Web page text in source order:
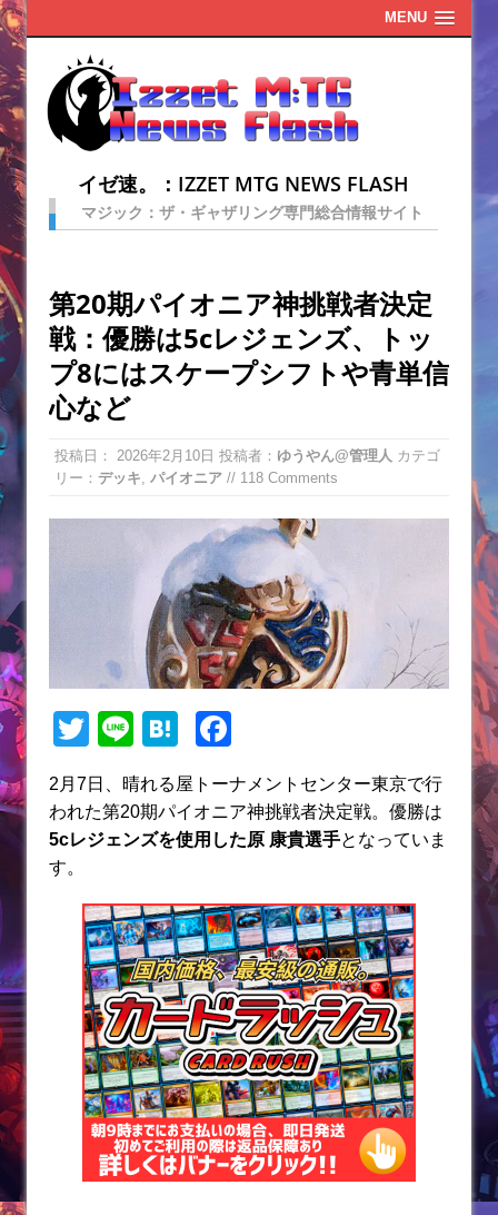
MENU
イゼ速。：IZZET MTG NEWS FLASH
マジック：ザ・ギャザリング専門総合情報サイト
第20期パイオニア神挑戦者決定
戦：優勝は5cレジェンズ、トッ
プ8にはスケープシフトや青単信
心など
投稿日： 2026年2月10日 投稿者： ゆうやん@管理人 カテゴ
リー： デッキ パイオニア // 118 Comments
T
itt
er
Li
n
e
H
e
n
c
e
o
o
k
2月7日、晴れる屋トーナメントセンター東京で行
われた第20期パイオニア神挑戦者決定戦。優勝は
5cレジェンズを使用した原 康貴選手となっていま
す。